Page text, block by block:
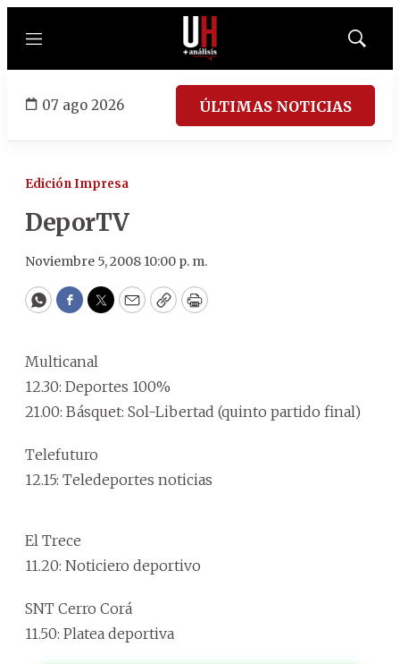
Menú
Mostrar
07 ago 2026 ÚLTIMAS NOTICIAS
Edición Impresa
DeporTV
Noviembre 5, 2008 10:00 p. m.
WhatsApp
Facebook
Twitter
EmailCopyPrint
Multicanal
12.30: Deportes 100%
21.00: Básquet: Sol-Libertad (quinto partido final)
Telefuturo
12.15: Teledeportes noticias
El Trece
11.20: Noticiero deportivo
SNT Cerro Corá
11.50: Platea deportiva